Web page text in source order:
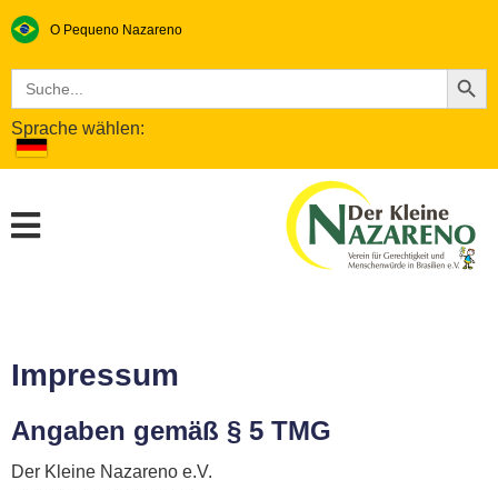
O Pequeno Nazareno​
Search
for:
Search Button
Sprache wählen:
Impressum
Angaben gemäß § 5 TMG
Der Kleine Nazareno e.V.